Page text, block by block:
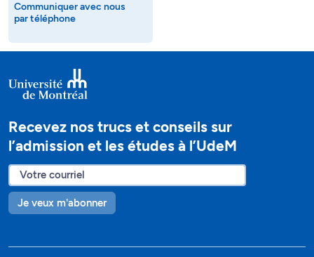
Communiquer avec nous
par téléphone
Recevez nos trucs et conseils sur
l’admission et les études à l’UdeM
Je veux m'abonner